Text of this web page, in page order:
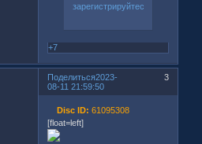
зарегистрируйтесь
+7
Поделиться 3
2023-
08-11 21:59:50
Disc ID: 61095308
[float=left]